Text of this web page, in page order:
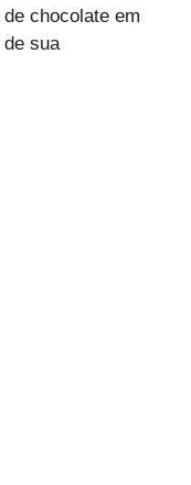
chocolate em
sua